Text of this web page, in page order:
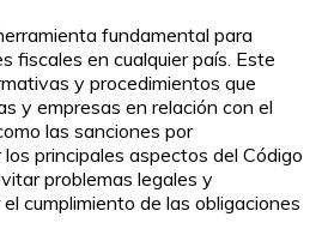
fundamental para
fiscales en cualquier país. Este
y procedimientos que
y empresas en relación con el
las sanciones por
principales aspectos del Código
problemas legales y
cumplimiento de las obligaciones